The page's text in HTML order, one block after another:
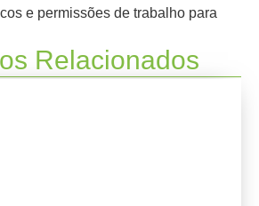
e permissões de trabalho para
Relacionados